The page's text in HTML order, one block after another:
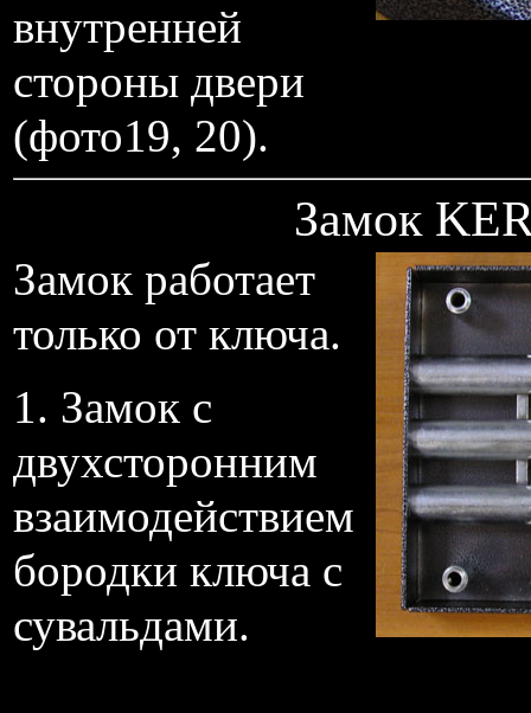
внутренней
стороны двери
(фото19, 20).
Замок
Замок работает
только от ключа.
1. Замок с
двухсторонним
взаимодействием
бородки ключа с
сувальдами.